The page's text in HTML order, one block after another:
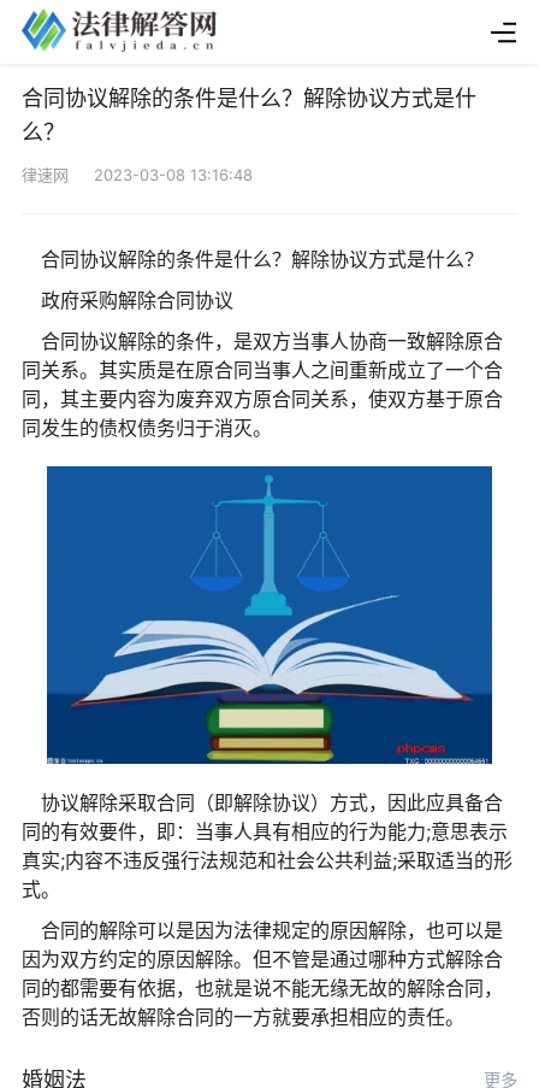
合同协议解除的条件是什么？解除协议方式是什
么？
律速网 2023-03-08 13:16:48
合同协议解除的条件是什么？解除协议方式是什么？
政府采购解除合同协议
合同协议解除的条件，是双方当事人协商一致解除原合
同关系。其实质是在原合同当事人之间重新成立了一个合
同，其主要内容为废弃双方原合同关系，使双方基于原合
同发生的债权债务归于消灭。
协议解除采取合同（即解除协议）方式，因此应具备合
同的有效要件，即：当事人具有相应的行为能力;意思表示
真实;内容不违反强行法规范和社会公共利益;采取适当的形
式。
合同的解除可以是因为法律规定的原因解除，也可以是
因为双方约定的原因解除。但不管是通过哪种方式解除合
同的都需要有依据，也就是说不能无缘无故的解除合同，
否则的话无故解除合同的一方就要承担相应的责任。
婚姻法 更多